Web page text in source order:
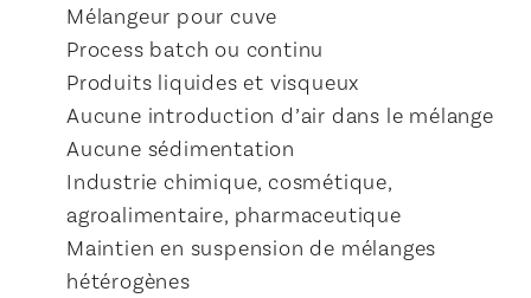
Mélangeur pour cuve
Process batch ou continu
Produits liquides et visqueux
Aucune introduction d’air dans le mélange
Aucune sédimentation
Industrie chimique, cosmétique,
agroalimentaire, pharmaceutique
Maintien en suspension de mélanges
hétérogènes